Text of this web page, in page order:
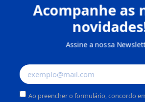
Acompanhe as
Assine a nossa
Ao preencher o formulário, concordo